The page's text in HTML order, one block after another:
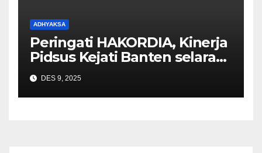
ADHYAKSA
Peringati HAKORDIA, Kinerja
Pidsus Kejati Banten selaras
dengan amanat Jaksa Agung
DES 9, 2025